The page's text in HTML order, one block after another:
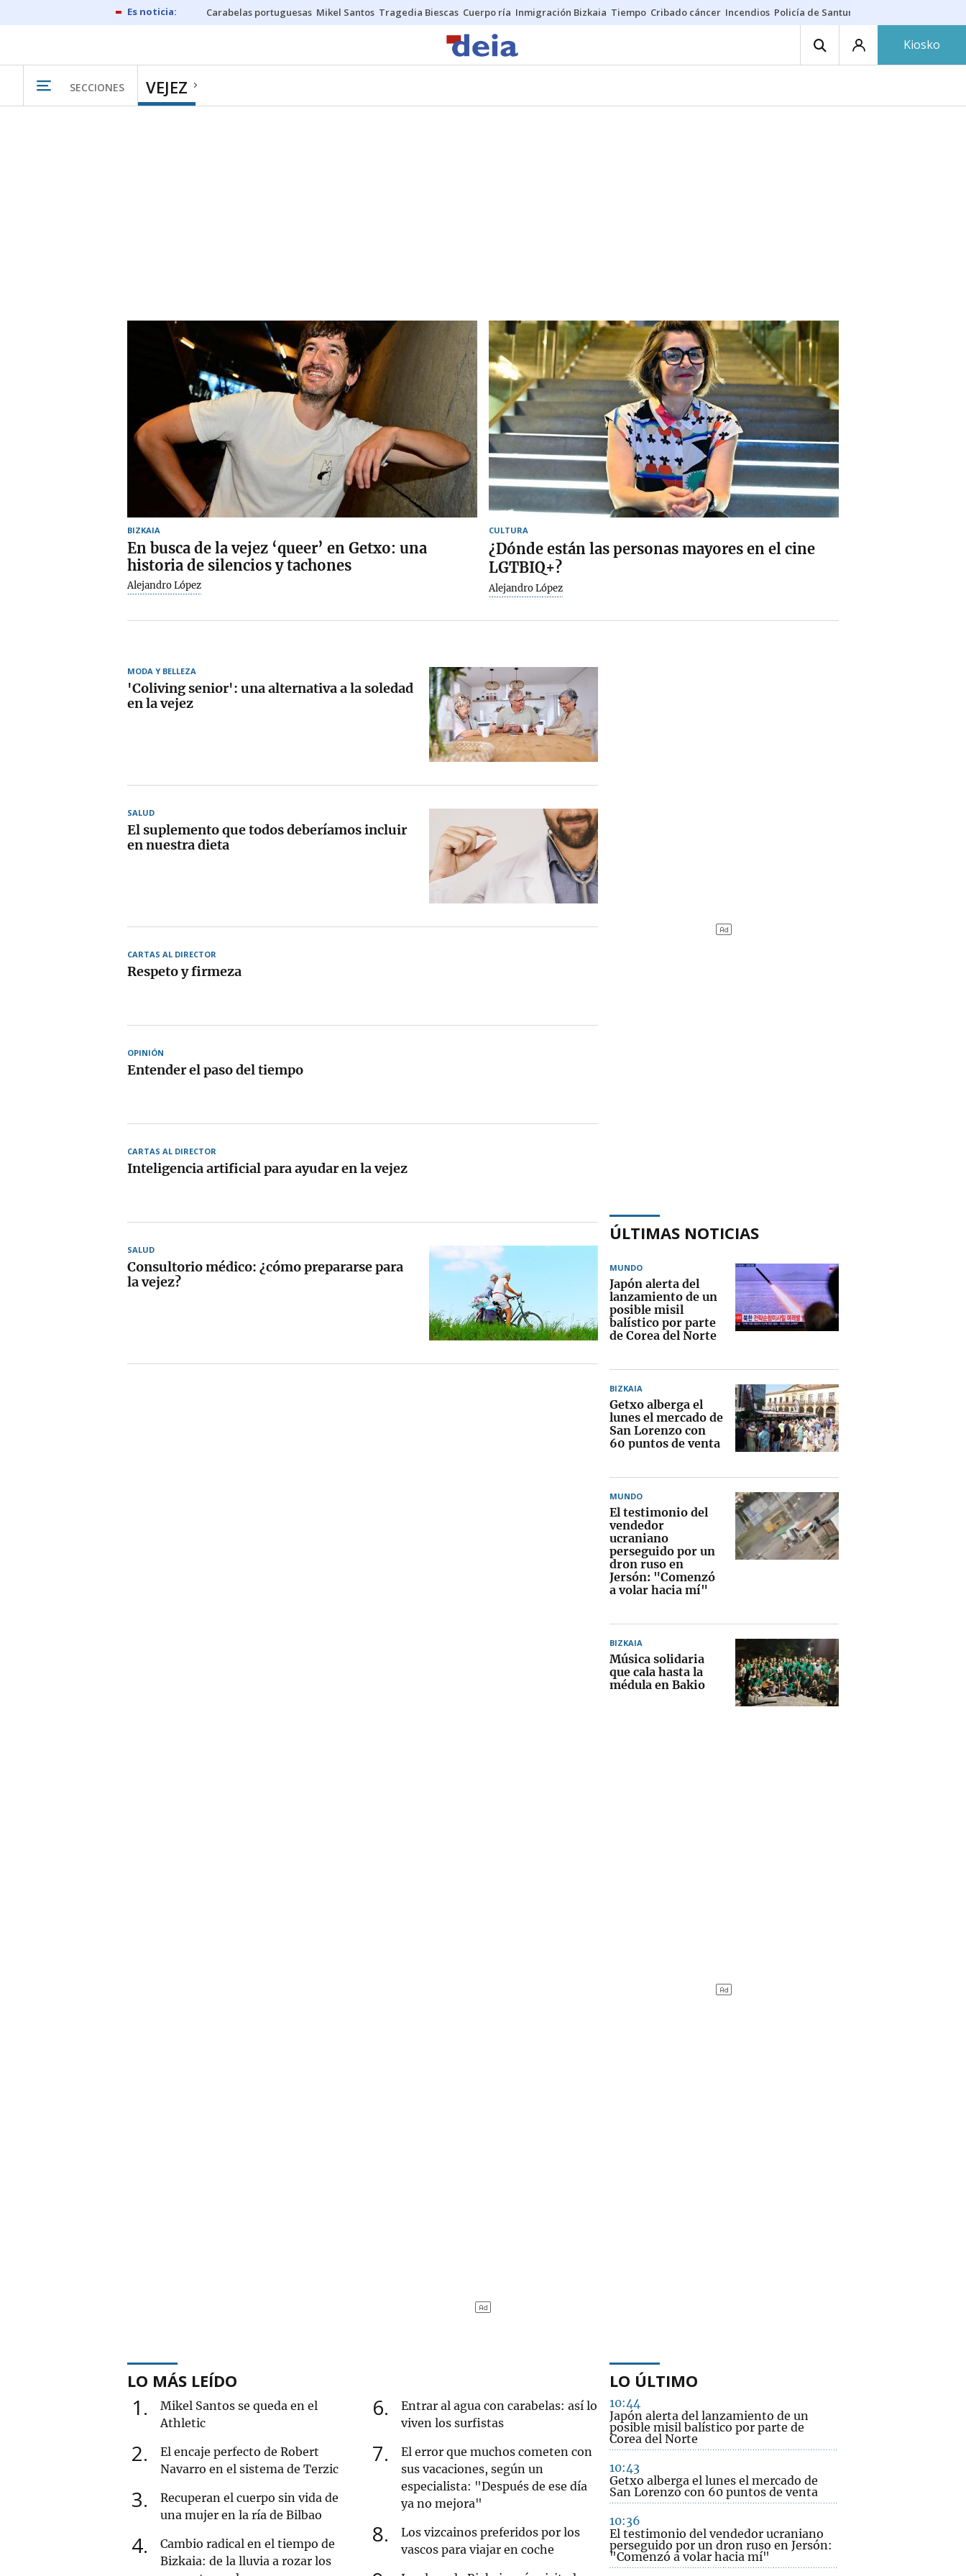
Carabelas portuguesas Mikel Santos Tragedia Biescas Cuerpo ría Inmigración Bizkaia Tiempo Cribado cáncer Incendios Policía de Santurtzi
Kiosko
SECCIONES VEJEZ
BIZKAIA
En busca de la vejez ‘queer’ en Getxo: una
historia de silencios y tachones
Alejandro López
CULTURA
¿Dónde están las personas mayores en el cine
LGTBIQ+?
Alejandro López
MODA Y BELLEZA
'Coliving senior': una alternativa a la soledad
en la vejez
SALUD
El suplemento que todos deberíamos incluir
en nuestra dieta
CARTAS AL DIRECTOR
Respeto y firmeza
OPINIÓN
Entender el paso del tiempo
CARTAS AL DIRECTOR
Inteligencia artificial para ayudar en la vejez
SALUD
Consultorio médico: ¿cómo prepararse para
la vejez?
ÚLTIMAS NOTICIAS
MUNDO
Japón alerta del
lanzamiento de un
posible misil
balístico por parte
de Corea del Norte
BIZKAIA
Getxo alberga el
lunes el mercado de
San Lorenzo con
60 puntos de venta
MUNDO
El testimonio del
vendedor
ucraniano
perseguido por un
dron ruso en
Jersón: "Comenzó
a volar hacia mí"
BIZKAIA
Música solidaria
que cala hasta la
médula en Bakio
LO MÁS LEÍDO
1
Mikel Santos se queda en el
Athletic
2
El encaje perfecto de Robert
Navarro en el sistema de Terzic
3
Recuperan el cuerpo sin vida de
una mujer en la ría de Bilbao
4
Cambio radical en el tiempo de
Bizkaia: de la lluvia a rozar los
6
Entrar al agua con carabelas: así lo
viven los surfistas
7
El error que muchos cometen con
sus vacaciones, según un
especialista: "Después de ese día
ya no mejora"
8
Los vizcainos preferidos por los
vascos para viajar en coche
LO ÚLTIMO
10:44
Japón alerta del lanzamiento de un
posible misil balístico por parte de
Corea del Norte
10:43
Getxo alberga el lunes el mercado de
San Lorenzo con 60 puntos de venta
10:36
El testimonio del vendedor ucraniano
perseguido por un dron ruso en Jersón:
"Comenzó a volar hacia mí"